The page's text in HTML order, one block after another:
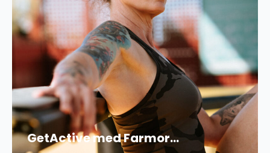
GetActive med Farmor...